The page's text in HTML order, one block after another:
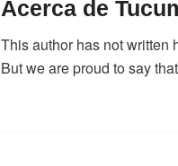
Acerca de
This author has not written
But we are proud to say that